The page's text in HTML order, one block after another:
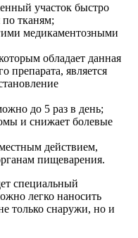
участок быстро
по тканям;
медикаментозными
обладает данная
препарата, является
до 5 раз в день;
и снижает болевые
действием,
пищеварения.
специальный
легко наносить
только снаружи, но и